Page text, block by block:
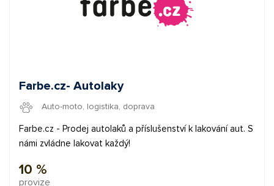
Farbe.cz- Autolaky
Auto-moto, logistika, doprava
Farbe.cz - Prodej autolaků a příslušenství k lakování aut. S
námi zvládne lakovat každý!
10 %
provize